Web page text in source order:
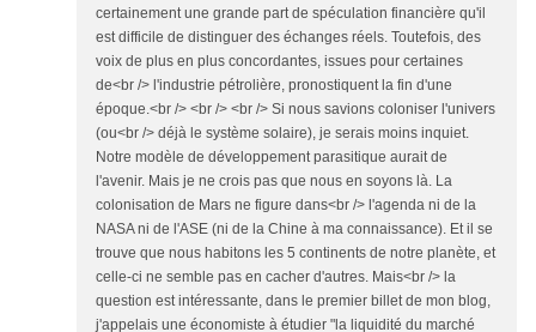
certainement une grande part de spéculation financière qu'il
est difficile de distinguer des échanges réels. Toutefois, des
voix de plus en plus concordantes, issues pour certaines
de<br /> l'industrie pétrolière, pronostiquent la fin d'une
époque.<br /> <br /> <br /> Si nous savions coloniser l'univers
(ou<br /> déjà le système solaire), je serais moins inquiet.
Notre modèle de développement parasitique aurait de
l'avenir. Mais je ne crois pas que nous en soyons là. La
colonisation de Mars ne figure dans<br /> l'agenda ni de la
NASA ni de l'ASE (ni de la Chine à ma connaissance). Et il se
trouve que nous habitons les 5 continents de notre planète, et
celle-ci ne semble pas en cacher d'autres. Mais<br /> la
question est intéressante, dans le premier billet de mon blog,
j'appelais une économiste à étudier "la liquidité du marché